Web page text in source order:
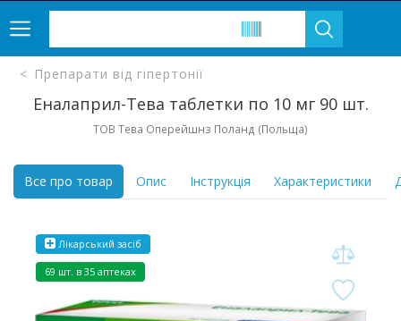
Препарати від гіпертонії
Еналаприл-Тева таблетки по 10 мг 90 шт.
ТОВ Тева Оперейшнз Поланд (Польща)
Все про товар Опис Інструкція Характеристики
Лікарський засіб
69 шт. в 35 аптеках